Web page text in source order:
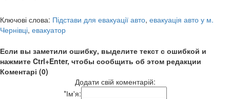
Ключові слова: Підстави для евакуації авто, евакуація авто у м.
Чернівці, евакуатор
Если вы заметили ошибку, выделите текст с ошибкой и
нажмите Ctrl+Enter, чтобы сообщить об этом редакции
Коментарі (0)
Додати свій коментарій:
*Ім'я: